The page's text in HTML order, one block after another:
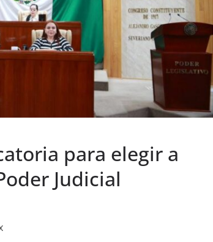
para elegir a
Judicial